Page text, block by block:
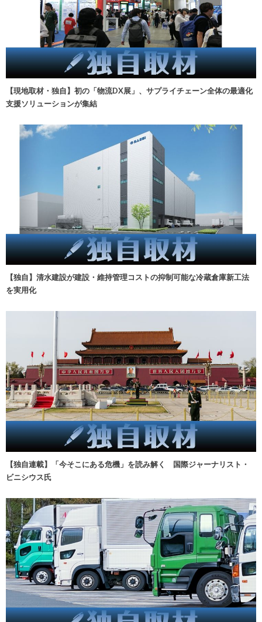
【現地取材・独自】初の「物流DX展」、サプライチェーン全体の最適化
支援ソリューションが集結
【独自】清水建設が建設・維持管理コストの抑制可能な冷蔵倉庫新工法
を実用化
【独自連載】「今そこにある危機」を読み解く 国際ジャーナリスト・
ビニシウス氏